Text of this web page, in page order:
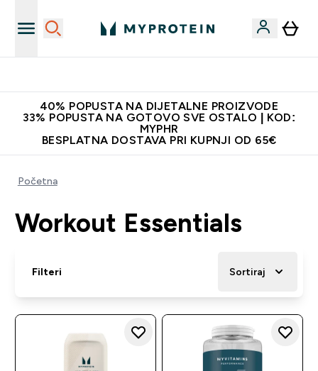
40% POPUSTA NA DIJETALNE PROIZVODE
33% POPUSTA NA GOTOVO SVE OSTALO | KOD:
MYPHR
BESPLATNA DOSTAVA PRI KUPNJI OD 65€
Početna
Workout Essentials
Filteri Sortiraj